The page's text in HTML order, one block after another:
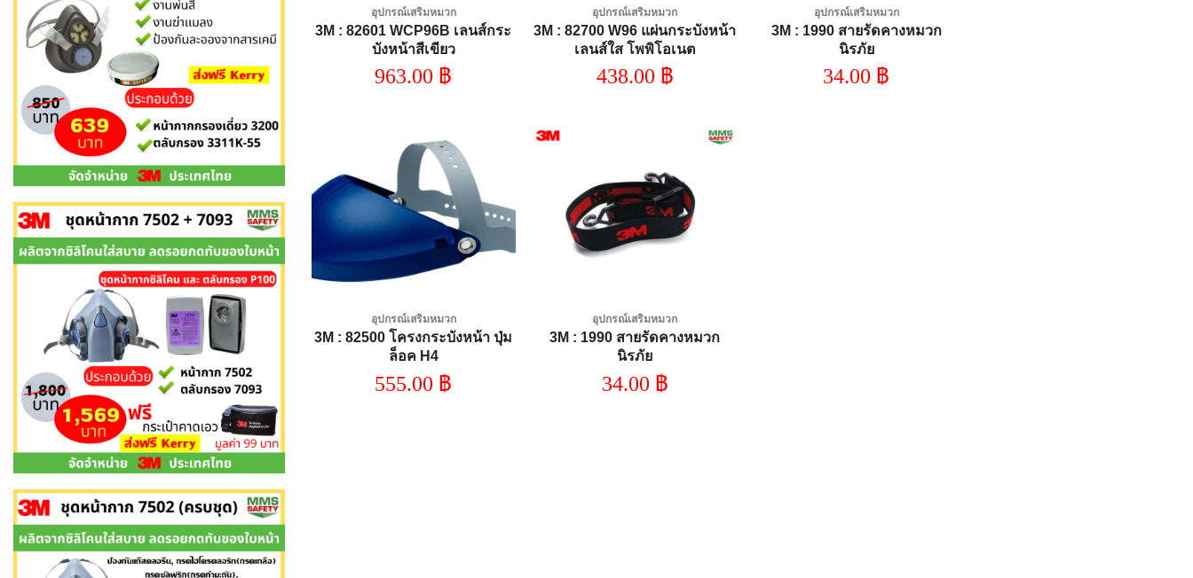
อุปกรณ์เสริมหมวก
3M : 82601 WCP96B เลนส์กระ
บังหน้าสีเขียว
963.00 ฿
อุปกรณ์เสริมหมวก
3M : 82700 W96 แผ่นกระบังหน้า
เลนส์ใส โพพิโอเนต
438.00 ฿
อุปกรณ์เสริมหมวก
3M : 1990 สายรัดคางหมวก
นิรภัย
34.00 ฿
Add to
wishlist
อุปกรณ์เสริมหมวก
3M : 82500 โครงกระบังหน้า ปุ่ม
ล็อค H4
555.00 ฿
wishlist
อุปกรณ์เสริมหมวก
3M : 1990 สายรัดคางหมวก
นิรภัย
34.00 ฿